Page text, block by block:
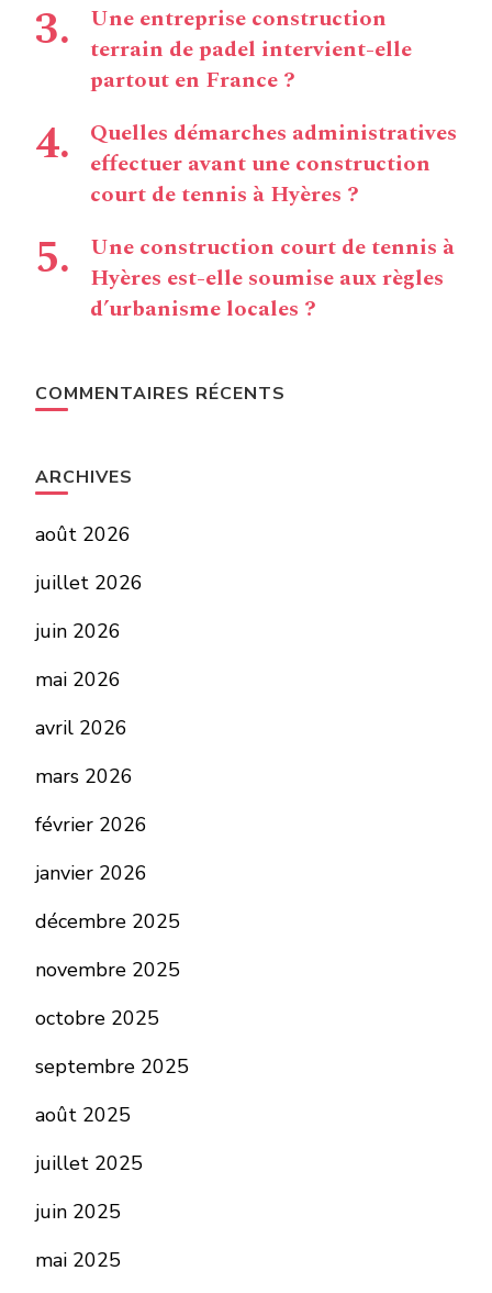
Une entreprise construction
terrain de padel intervient-elle
partout en France ?
Quelles démarches administratives
effectuer avant une construction
court de tennis à Hyères ?
Une construction court de tennis à
Hyères est-elle soumise aux règles
d’urbanisme locales ?
COMMENTAIRES RÉCENTS
ARCHIVES
août 2026
juillet 2026
juin 2026
mai 2026
avril 2026
mars 2026
février 2026
janvier 2026
décembre 2025
novembre 2025
octobre 2025
septembre 2025
août 2025
juillet 2025
juin 2025
mai 2025